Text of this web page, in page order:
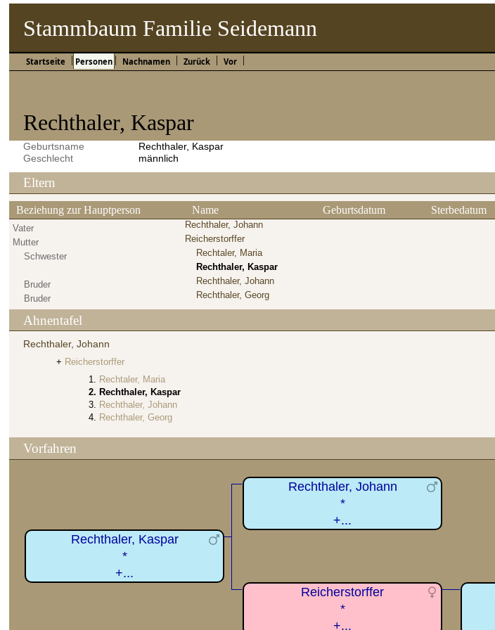
Stammbaum Familie Seidemann
Startseite Personen Nachnamen Zurück Vor
Rechthaler, Kaspar
Geburtsname
Rechthaler, Kaspar
Geschlecht
männlich
Eltern
Beziehung zur Hauptperson Name Geburtsdatum Sterbedatum
Vater
Rechthaler, Johann
Mutter
Reicherstorffer
Schwester
Rechtaler, Maria
Rechthaler, Kaspar
Bruder
Rechthaler, Johann
Bruder
Rechthaler, Georg
Ahnentafel
Rechthaler, Johann
Reicherstorffer
Rechtaler, Maria
Rechthaler, Kaspar
Rechthaler, Johann
Rechthaler, Georg
Vorfahren
Rechthaler, Kaspar
*
+...
Rechthaler, Johann
*
+...
Reicherstorffer
*
+...